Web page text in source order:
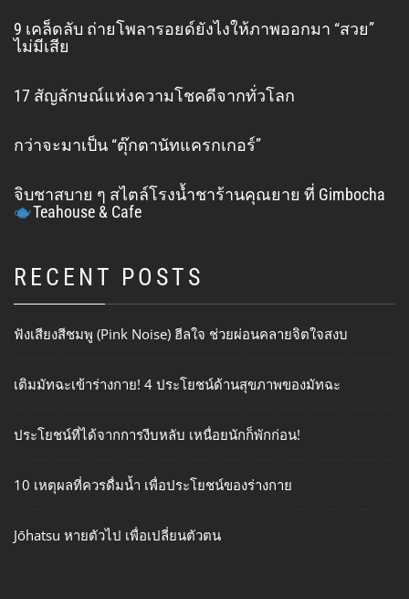
9 เคล็ดลับ ถ่ายโพลารอยด์ยังไงให้ภาพออกมา “สวย”
ไม่มีเสีย
17 สัญลักษณ์แห่งความโชคดีจากทั่วโลก
กว่าจะมาเป็น “ตุ๊กตานัทแครกเกอร์”
จิบชาสบาย ๆ สไตล์โรงน้ำชาร้านคุณยาย ที่ Gimbocha
Teahouse & Cafe
RECENT POSTS
ฟังเสียงสีชมพู (Pink Noise) ฮีลใจ ช่วยผ่อนคลายจิตใจสงบ
เติมมัทฉะเข้าร่างกาย! 4 ประโยชน์ด้านสุขภาพของมัทฉะ
ประโยชน์ที่ได้จากการงีบหลับ เหนื่อยนักก็พักก่อน!
10 เหตุผลที่ควรดื่มน้ำ เพื่อประโยชน์ของร่างกาย
Jōhatsu หายตัวไป เพื่อเปลี่ยนตัวตน